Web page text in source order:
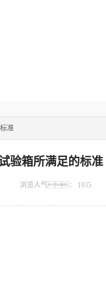
准
验箱所满足的标准
浏览人气： 1935